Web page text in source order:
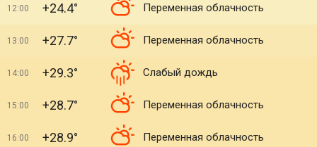
12:00 +24.4° Переменная облачность
13:00 +27.7° Переменная облачность
14:00 +29.3° Слабый дождь
15:00 +28.7° Переменная облачность
16:00 +28.9° Переменная облачность